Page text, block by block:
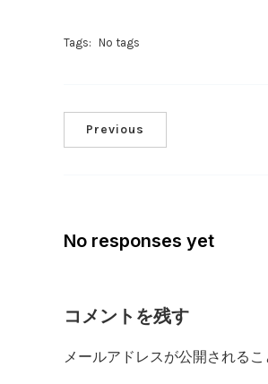
Tags: No tags
Previous
No responses yet
コメントを残す
メールアドレスが公開されるこ